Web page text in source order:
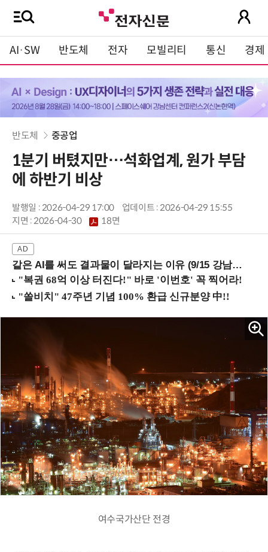
AI·SW 반도체 전자 모빌리티 통신 경제
반도체 중공업
1분기 버텼지만…석화업계, 원가 부담
에 하반기 비상
발행일 : 2026-04-29 17:00
업데이트 : 2026-04-29 15:55
지면 :2026-04-30 18면
같은 AI를 써도 결과물이 달라지는 이유 (9/15 강남역)
여수국가산단 전경